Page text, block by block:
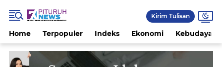
Kirim Tulisan
Home Terpopuler Indeks Ekonomi Kebudayaan